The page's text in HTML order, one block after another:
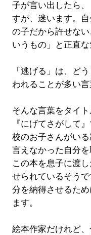
子が言い出したら
すが、迷います。
の子だから許せな
いうもの」と正直
「逃げる」は、ど
われることが多い言
そんな言葉をタイ
『にげてさがして
校のお子さんがい
言えなかった自分を
この本を息子に渡
せられているそう
分を納得させるた
ます。
絵本作家だけれど